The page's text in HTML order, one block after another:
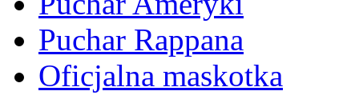
Puchar Rappana
Oficjalna maskotka